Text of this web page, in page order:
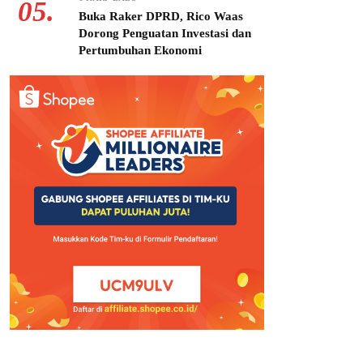
05.
Buka Raker DPRD, Rico Waas
Dorong Penguatan Investasi dan
Pertumbuhan Ekonomi